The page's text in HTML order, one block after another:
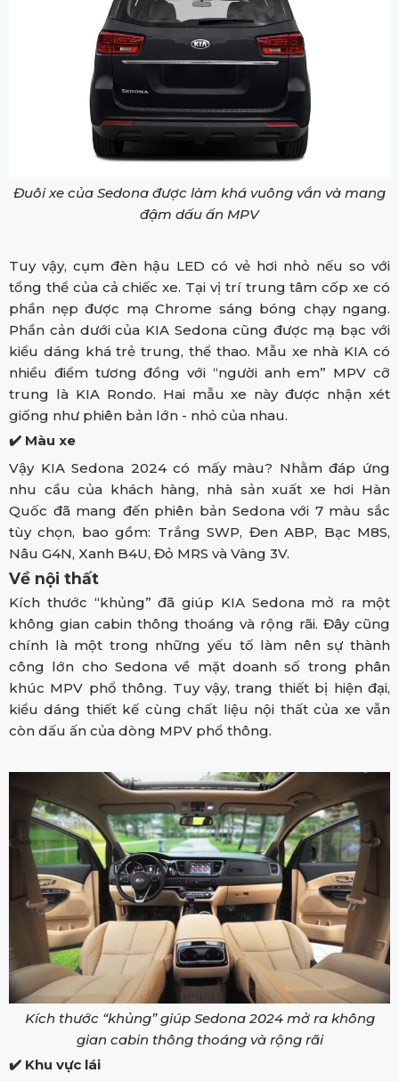
Đuôi xe của Sedona được làm khá vuông vắn và mang
đậm dấu ấn MPV
Tuy vậy, cụm đèn hậu LED có vẻ hơi nhỏ nếu so với
tổng thể của cả chiếc xe. Tại vị trí trung tâm cốp xe có
phần nẹp được mạ Chrome sáng bóng chạy ngang.
Phần cản dưới của KIA Sedona cũng được mạ bạc với
kiểu dáng khá trẻ trung, thể thao. Mẫu xe nhà KIA có
nhiều điểm tương đồng với “người anh em” MPV cỡ
trung là KIA Rondo. Hai mẫu xe này được nhận xét
giống như phiên bản lớn - nhỏ của nhau.
✔️ Màu xe
Vậy KIA Sedona 2024 có mấy màu? Nhằm đáp ứng
nhu cầu của khách hàng, nhà sản xuất xe hơi Hàn
Quốc đã mang đến phiên bản Sedona với 7 màu sắc
tùy chọn, bao gồm: Trắng SWP, Đen ABP, Bạc M8S,
Nâu G4N, Xanh B4U, Đỏ MRS và Vàng 3V.
Về nội thất
Kích thước “khủng” đã giúp KIA Sedona mở ra một
không gian cabin thông thoáng và rộng rãi. Đây cũng
chính là một trong những yếu tố làm nên sự thành
công lớn cho Sedona về mặt doanh số trong phân
khúc MPV phổ thông. Tuy vậy, trang thiết bị hiện đại,
kiểu dáng thiết kế cùng chất liệu nội thất của xe vẫn
còn dấu ấn của dòng MPV phổ thông.
Kích thước “khủng” giúp Sedona 2024 mở ra không
gian cabin thông thoáng và rộng rãi
✔️ Khu vực lái